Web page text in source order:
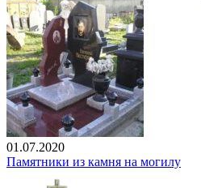
01.07.2020
Памятники из камня на могилу